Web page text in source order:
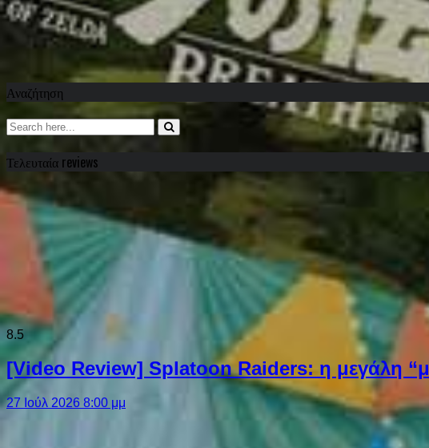
Αναζήτηση
Τελευταία reviews
8.5
[Video Review] Splatoon Raiders: η μεγάλη
27 Ιούλ 2026 8:00 μμ